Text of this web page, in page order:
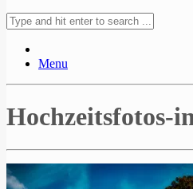
Menu
Hochzeitsfotos-